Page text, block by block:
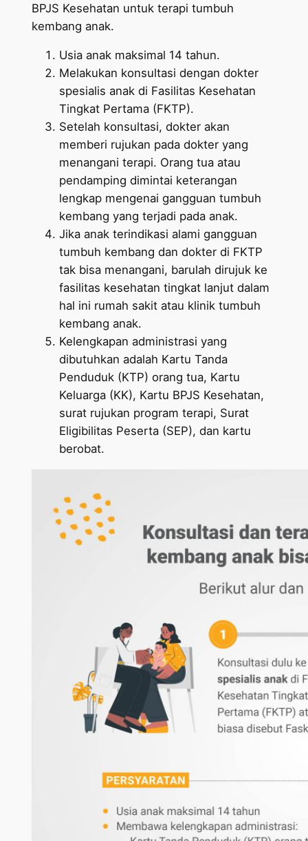
BPJS Kesehatan untuk terapi tumbuh
kembang anak.
Usia anak maksimal 14 tahun.
Melakukan konsultasi dengan dokter
spesialis anak di Fasilitas Kesehatan
Tingkat Pertama (FKTP).
Setelah konsultasi, dokter akan
memberi rujukan pada dokter yang
menangani terapi. Orang tua atau
pendamping dimintai keterangan
lengkap mengenai gangguan tumbuh
kembang yang terjadi pada anak.
Jika anak terindikasi alami gangguan
tumbuh kembang dan dokter di FKTP
tak bisa menangani, barulah dirujuk ke
fasilitas kesehatan tingkat lanjut dalam
hal ini rumah sakit atau klinik tumbuh
kembang anak.
Kelengkapan administrasi yang
dibutuhkan adalah Kartu Tanda
Penduduk (KTP) orang tua, Kartu
Keluarga (KK), Kartu BPJS Kesehatan,
surat rujukan program terapi, Surat
Eligibilitas Peserta (SEP), dan kartu
berobat.